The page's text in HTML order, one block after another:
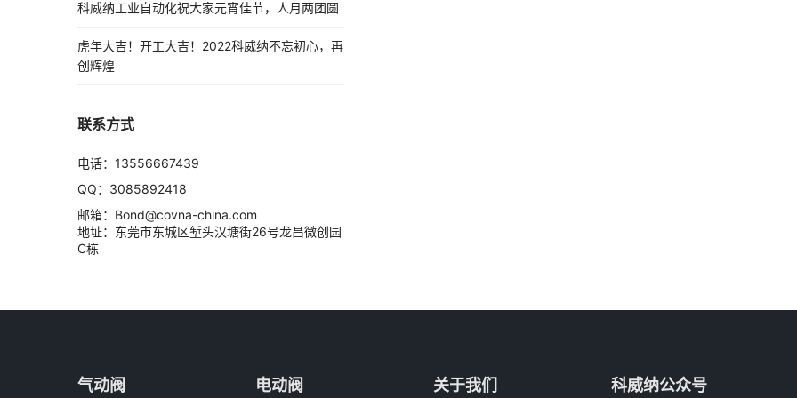
科威纳工业自动化祝大家元宵佳节，人月两团圆
虎年大吉！开工大吉！2022科威纳不忘初心，再
创辉煌
联系方式
电话：13556667439
QQ：3085892418
邮箱：Bond@covna-china.com
地址：东莞市东城区堑头汉塘街26号龙昌微创园
C栋
气动阀 电动阀 关于我们 科威纳公众号